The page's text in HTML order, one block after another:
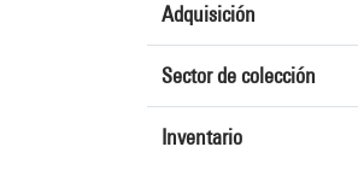
Adquisición
Sector de colección
Inventario